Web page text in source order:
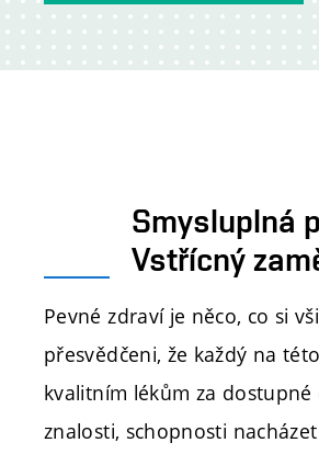
Smysluplná
Vstřícný
Pevné zdraví je něco, co si
přesvědčeni, že každý na
kvalitním lékům za dostupné
znalosti, schopnosti